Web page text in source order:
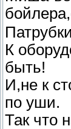
К
быть!
И,не к
по уши.
Так что